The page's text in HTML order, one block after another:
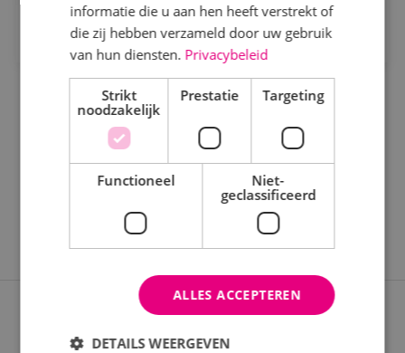
Energietechniek
Staf
Uren
Fulltime
Parttime
MBO
HBO
Direct solliciteren
Expertises
informatie die u aan hen heeft verstrekt of
die zij hebben verzameld door uw gebruik
van hun diensten. Privacybeleid
Strikt
noodzakelijk
Prestatie Targeting
Functioneel
Niet-
geclassificeerd
ALLES ACCEPTEREN
DETAILS WEERGEVEN